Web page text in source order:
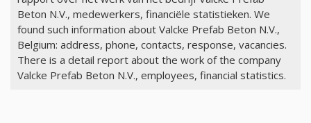
Beton N.V., medewerkers, financiële statistieken. We
found such information about Valcke Prefab Beton N.V.,
Belgium: address, phone, contacts, response, vacancies.
There is a detail report about the work of the company
Valcke Prefab Beton N.V., employees, financial statistics.